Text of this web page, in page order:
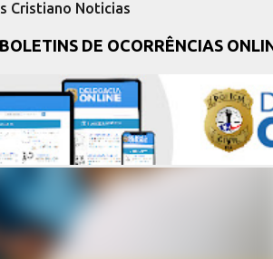
Cristiano Noticias
DE OCORRÊNCIAS